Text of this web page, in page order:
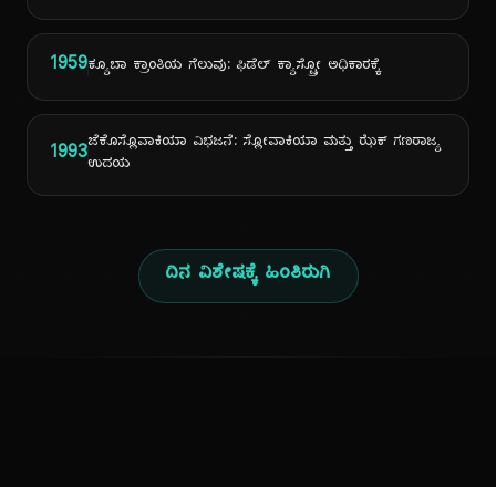
1959ಕ್ಯೂಬಾ ಕ್ರಾಂತಿಯ ಗೆಲುವು: ಫಿಡೆಲ್ ಕ್ಯಾಸ್ಟ್ರೋ ಅಧಿಕಾರಕ್ಕೆ
1993ಜೆಕೊಸ್ಲೊವಾಕಿಯಾ ವಿಭಜನೆ: ಸ್ಲೋವಾಕಿಯಾ ಮತ್ತು ಝೆಕ್ ಗಣರಾಜ್ಯ
ಉದಯ
ದಿನ ವಿಶೇಷಕ್ಕೆ ಹಿಂತಿರುಗಿ